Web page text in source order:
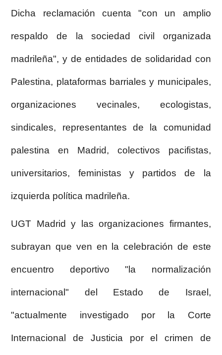
Dicha reclamación cuenta "con un amplio
respaldo de la sociedad civil organizada
madrileña", y de entidades de solidaridad con
Palestina, plataformas barriales y municipales,
organizaciones vecinales, ecologistas,
sindicales, representantes de la comunidad
palestina en Madrid, colectivos pacifistas,
universitarios, feministas y partidos de la
izquierda política madrileña.
UGT Madrid y las organizaciones firmantes,
subrayan que ven en la celebración de este
encuentro deportivo "la normalización
internacional" del Estado de Israel,
"actualmente investigado por la Corte
Internacional de Justicia por el crimen de